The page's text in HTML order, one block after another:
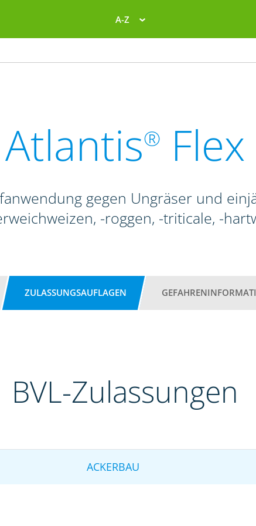
A-Z
Atlantis® Flex
gegen Ungräser und
-roggen, -triticale, -
ZULASSUNGSAUFLAGEN
BVL-Zulassungen
ACKERBAU